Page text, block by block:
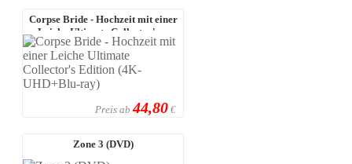
Corpse Bride - Hochzeit mit einer
Leiche Ultimate Collector's ...
Preis ab 44,80 €
Zone 3 (DVD)